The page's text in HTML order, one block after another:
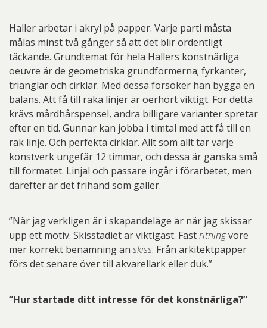
Haller arbetar i akryl på papper. Varje parti måsta
målas minst två gånger så att det blir ordentligt
täckande. Grundtemat för hela Hallers konstnärliga
oeuvre är de geometriska grundformerna; fyrkanter,
trianglar och cirklar. Med dessa försöker han bygga en
balans. Att få till raka linjer är oerhört viktigt. För detta
krävs mårdhårspensel, andra billigare varianter spretar
efter en tid. Gunnar kan jobba i timtal med att få till en
rak linje. Och perfekta cirklar. Allt som allt tar varje
konstverk ungefär 12 timmar, och dessa är ganska små
till formatet. Linjal och passare ingår i förarbetet, men
därefter är det frihand som gäller.
”När jag verkligen är i skapandeläge är när jag skissar
upp ett motiv. Skisstadiet är viktigast. Fastritningvore
mer korrekt benämning än skiss. Från arkitektpapper
förs det senare över till akvarellark eller duk.”
“Hur startade ditt intresse för det konstnärliga?”